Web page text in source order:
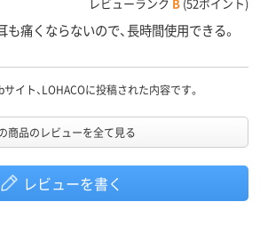
痛くならないので、長時間使用できる。
イト、LOHACOに投稿された内容です。
商品のレビューを全て見る
レビューを書く